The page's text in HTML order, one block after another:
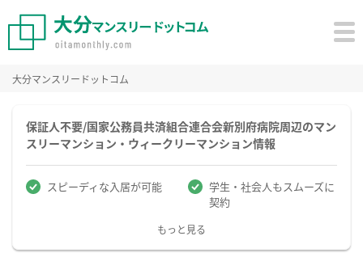
大分マンスリードットコム
保証人不要/国家公務員共済組合連合会新別府病院周辺のマン
スリーマンション・ウィークリーマンション情報
スピーディな入居が可能
学生・社会人もスムーズに
契約
もっと見る